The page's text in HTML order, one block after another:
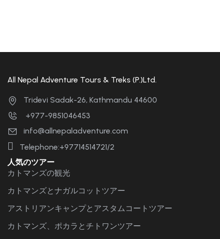
All Nepal Adventure Tours & Treks (P.)Ltd.
Tridevi Sadak-26, Kathmandu 44600
+977-9851046453
info@allnepaladventure.com
Telephone:+97714514721/2
人気のツアー
カトマンズの観光
カトマンズとナガルコットツアー
アストリアンキャンプとアスタムコートツアー
カトマンズ、ポカラとチトワンツアー